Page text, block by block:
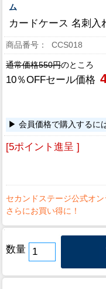
ム
カードケース 名刺入
CCS018
通常価格550円のところ
10％OFFセール価格
会員価格で購入するに
[5ポイント進呈 ]
数量